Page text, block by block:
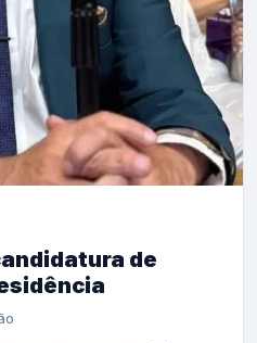
de